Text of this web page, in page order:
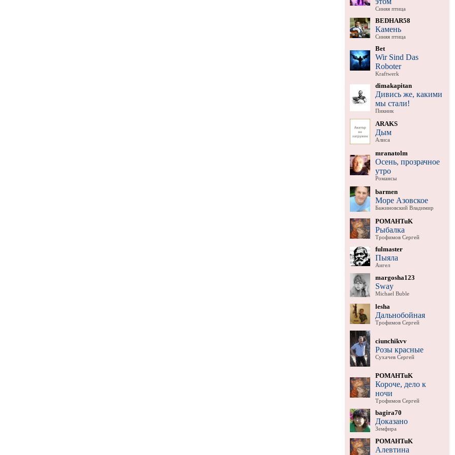
Синяя птица
BEDHAR58
Камень
Синяя птица
Bet
Wir Sind Das
Roboter
Kraftwerk
dimakapitan
Дивись же, какими
мы стали!
Пикник
ARAKS
Дым
Алиса
mranatolm
Осень, прозрачное
утро
Романсы
barmen
Море Азовское
Бажиновский Владимир
POMAHTuK
Рыбалка
Трофимов Сергей
fulmaster
Пыяла
Аигел
margosha123
Sway
Michael Buble
lesha
Дальнобойная
Трофимов Сергей
ciunchikvv
Розы красные
Сухачев Сергей
POMAHTuK
Короче, дело к
ночи
Трофимов Сергей
bagira70
Доказано
Земфира
POMAHTuK
Алевтина